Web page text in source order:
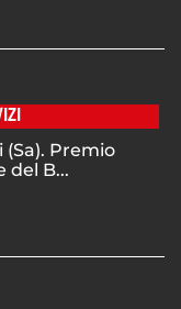
(Sa). Premio
del B...